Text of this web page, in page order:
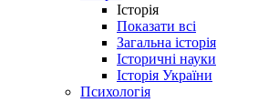
Історія
Показати всі
Загальна історія
Історичні науки
Історія України
Психологія